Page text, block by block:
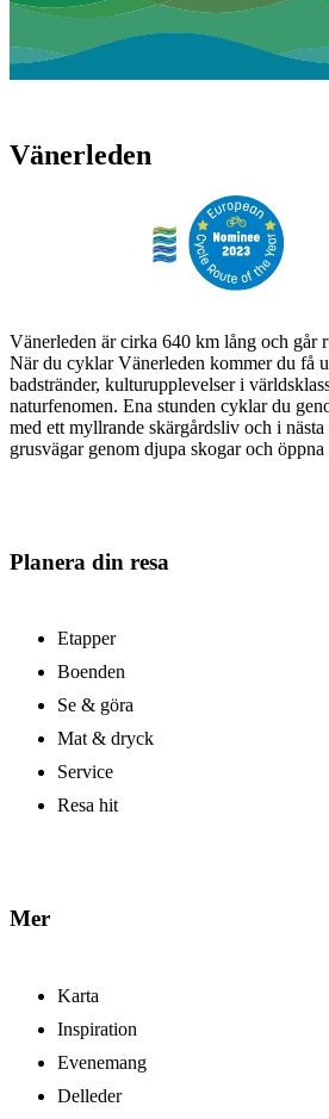
Vänerleden
Vänerleden är cirka 640 km lång och går
När du cyklar Vänerleden kommer du få
badstränder, kulturupplevelser i
naturfenomen. Ena stunden cyklar du
med ett myllrande skärgårdsliv och i nästa
grusvägar genom djupa skogar och öppna
Planera din resa
Etapper
Boenden
Se & göra
Mat & dryck
Service
Resa hit
Mer
Karta
Inspiration
Evenemang
Delleder